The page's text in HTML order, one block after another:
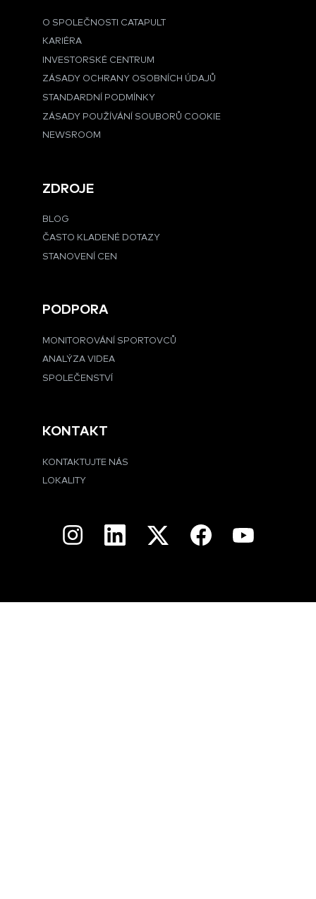
O SPOLEČNOSTI CATAPULT
KARIÉRA
INVESTORSKÉ CENTRUM
ZÁSADY OCHRANY OSOBNÍCH ÚDAJŮ
STANDARDNÍ PODMÍNKY
ZÁSADY POUŽÍVÁNÍ SOUBORŮ COOKIE
NEWSROOM
ZDROJE
BLOG
ČASTO KLADENÉ DOTAZY
STANOVENÍ CEN
PODPORA
MONITOROVÁNÍ SPORTOVCŮ
ANALÝZA VIDEA
SPOLEČENSTVÍ
KONTAKT
KONTAKTUJTE NÁS
LOKALITY